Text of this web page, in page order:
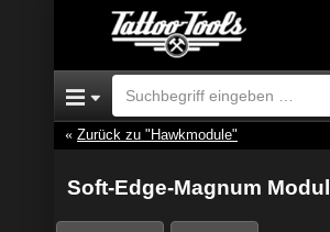
Zurück zu "Hawkmodule"
Soft-Edge-Magnum Modul